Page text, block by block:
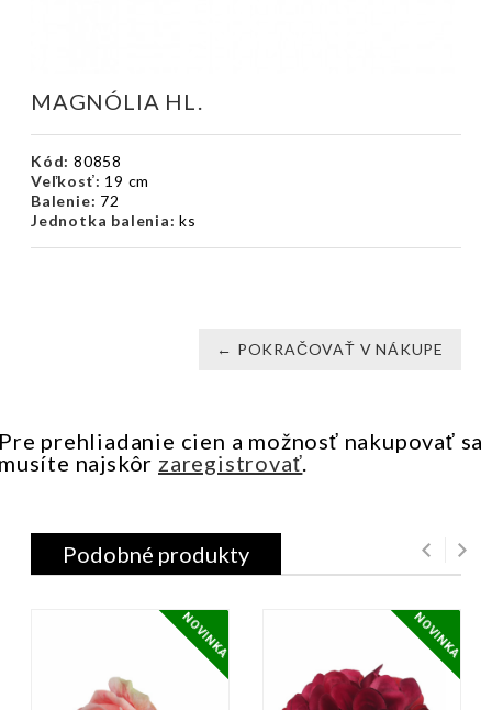
MAGNÓLIA HL.
Kód: 80858
Veľkosť: 19 cm
Balenie: 72
Jednotka balenia:ks
← POKRAČOVAŤ V NÁKUPE
prehliadanie cien a možnosť nakupovať sa
najskôr zaregistrovať.
Podobné produkty
NOVINKA NOVINKA